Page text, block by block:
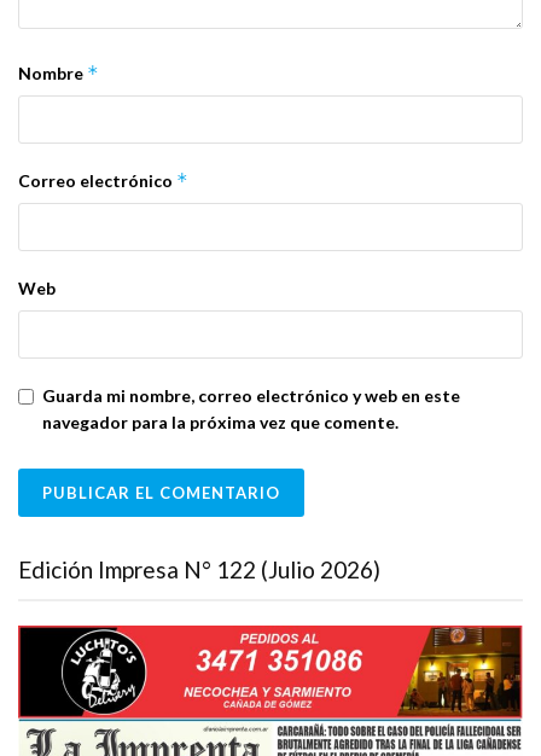
Nombre *
Correo electrónico *
Web
Guarda mi nombre, correo electrónico y web en este
navegador para la próxima vez que comente.
Edición Impresa N° 122 (Julio 2026)